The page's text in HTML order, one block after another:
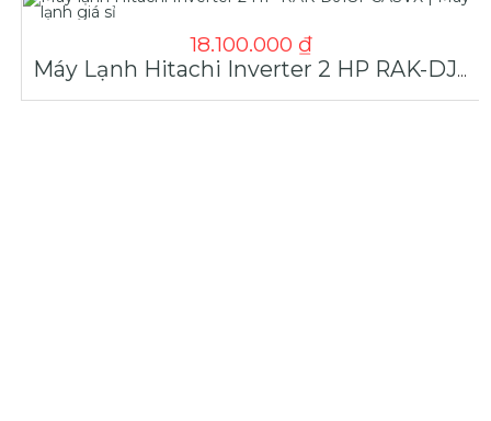
18.100.000 ₫
Máy Lạnh Hitachi Inverter 2 HP RAK-DJ18PCASVX | Máy Lạnh Giá Sỉ